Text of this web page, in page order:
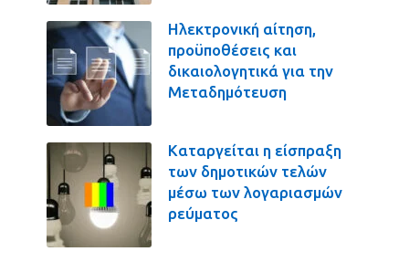
Ηλεκτρονική αίτηση,
προϋποθέσεις και
δικαιολογητικά για την
Μεταδημότευση
Καταργείται η είσπραξη
των δημοτικών τελών
μέσω των λογαριασμών
ρεύματος